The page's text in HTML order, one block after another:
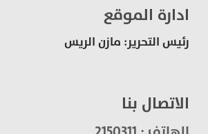
ادارة الموقع
رئيس التحرير: مازن الريس
الاتصال بنا